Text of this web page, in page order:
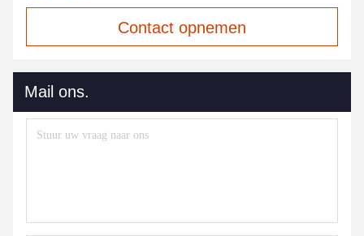
Contact opnemen
Mail ons.